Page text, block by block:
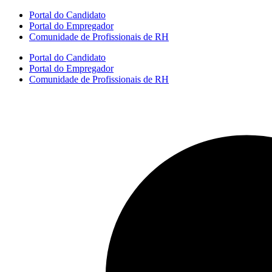
Portal do Candidato
Portal do Empregador
Comunidade de Profissionais de RH
Portal do Candidato
Portal do Empregador
Comunidade de Profissionais de RH